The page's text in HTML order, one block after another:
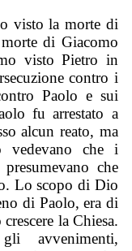
visto la morte di
di Giacomo
visto Pietro in
contro i
Paolo e sui
fu arrestato a
alcun reato, ma
vedevano che i
che
Lo scopo di Dio
di Paolo, era di
la Chiesa.
avvenimenti,